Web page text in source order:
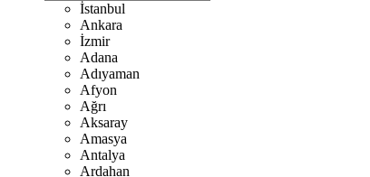
İstanbul
Ankara
İzmir
Adana
Adıyaman
Afyon
Ağrı
Aksaray
Amasya
Antalya
Ardahan